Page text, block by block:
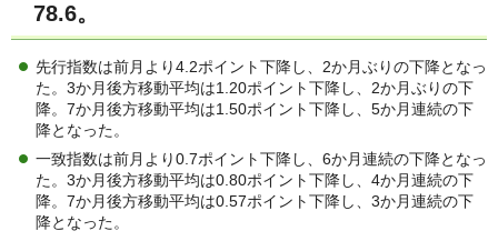
78.6。
先行指数は前月より4.2ポイント下降し、2か月ぶりの下降となっ
た。3か月後方移動平均は1.20ポイント下降し、2か月ぶりの下
降。7か月後方移動平均は1.50ポイント下降し、5か月連続の下
降となった。
一致指数は前月より0.7ポイント下降し、6か月連続の下降となっ
た。3か月後方移動平均は0.80ポイント下降し、4か月連続の下
降。7か月後方移動平均は0.57ポイント下降し、3か月連続の下
降となった。